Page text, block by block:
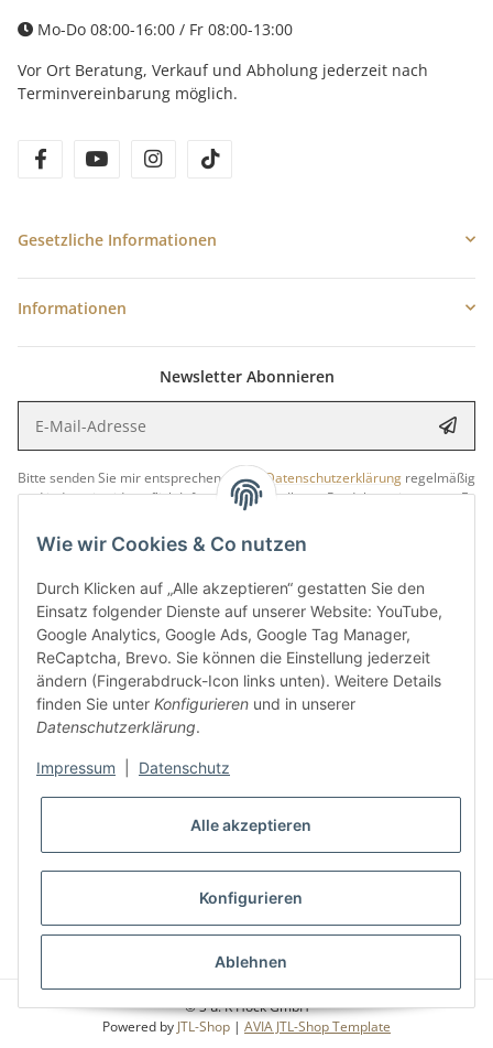
Wie wir Cookies & Co nutzen
Durch Klicken auf „Alle akzeptieren“ gestatten Sie den
Einsatz folgender Dienste auf unserer Website: YouTube,
Google Analytics, Google Ads, Google Tag Manager,
ReCaptcha, Brevo. Sie können die Einstellung jederzeit
ändern (Fingerabdruck-Icon links unten). Weitere Details
finden Sie unter Konfigurieren und in unserer
Datenschutzerklärung.
Impressum Datenschutz
Alle akzeptieren
Konfigurieren
Ablehnen
Mo-Do 08:00-16:00 / Fr 08:00-13:00
Vor Ort Beratung, Verkauf und Abholung jederzeit nach
Terminvereinbarung möglich.
facebookyoutube instagram
Gesetzliche Informationen
Informationen
Newsletter Abonnieren
Bitte senden Sie mir entsprechend IhrerDatenschutzerklärung regelmäßig
und jederzeit widerruflich Informationen zu Ihrem Produktsortiment per E-
Mail zu.
5 €
Für Ihren nächsten Einkauf in unserem WOODResin-Shop.
Den Gutschein erhalten Sie per Email nach der erfolgreichen
Bestätigung Ihrer Email-Adresse.
* Alle Preise inkl. gesetzlicher USt., zzgl.
VERTRAG WIDERRUFEN
© S u. K Hock GmbH
Powered by JTL-Shop | AVIA JTL-Shop Template